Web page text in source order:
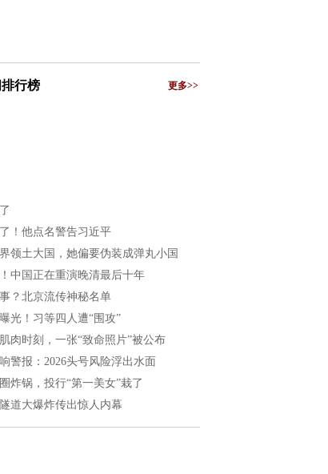
行榜 更多>>
！他点名警告习近平
领土大国，她偏要伪装成弹丸小国
中国正在重演晚清最后十年
？北京流传神秘名单
光！习等四人遭“围攻”
肉时刻，一张“致命照片”被公布
警报：2026头号风险浮出水面
炸锅，投行“第一美女”栽了
道大爆炸传出惊人内幕